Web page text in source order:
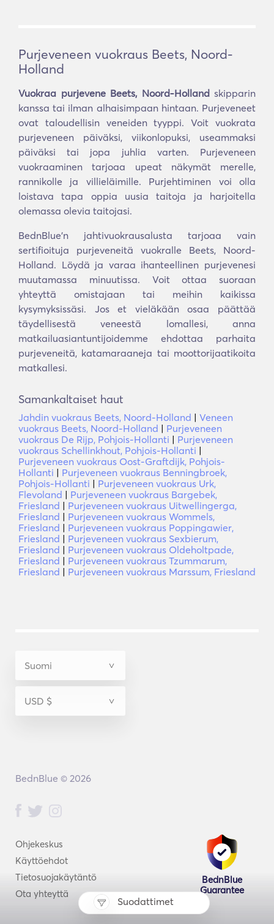
Suodattimet
Purjeveneen vuokraus Beets, Noord-
Holland
Vuokraa purjevene Beets, Noord-Holland skipparin
kanssa tai ilman alhaisimpaan hintaan. Purjeveneet
ovat taloudellisin veneiden tyyppi. Voit vuokrata
purjeveneen päiväksi, viikonlopuksi, useammaksi
päiväksi tai jopa juhlia varten. Purjeveneen
vuokraaminen tarjoaa upeat näkymät merelle,
rannikolle ja villieläimille. Purjehtiminen voi olla
loistava tapa oppia uusia taitoja ja harjoitella
olemassa olevia taitojasi.
BednBlue'n jahtivuokrausalusta tarjoaa vain
sertifioituja purjeveneitä vuokralle Beets, Noord-
Holland. Löydä ja varaa ihanteellinen purjevenesi
muutamassa minuutissa. Voit ottaa suoraan
yhteyttä omistajaan tai meihin kaikissa
kysymyksissäsi. Jos et vieläkään osaa päättää
täydellisestä veneestä lomallesi, anna
matkailuasiantuntijoidemme ehdottaa parhaita
purjeveneitä, katamaraaneja tai moottorijaatikoita
matkallesi.
Samankaltaiset haut
Jahdin vuokraus Beets, Noord-Holland | Veneen
vuokraus Beets, Noord-Holland | Purjeveneen
vuokraus De Rijp, Pohjois-Hollanti | Purjeveneen
vuokraus Schellinkhout, Pohjois-Hollanti |
Purjeveneen vuokraus Oost-Graftdijk, Pohjois-
Hollanti | Purjeveneen vuokraus Benningbroek,
Pohjois-Hollanti | Purjeveneen vuokraus Urk,
Flevoland | Purjeveneen vuokraus Bargebek,
Friesland | Purjeveneen vuokraus Uitwellingerga,
Friesland | Purjeveneen vuokraus Wommels,
Friesland | Purjeveneen vuokraus Poppingawier,
Friesland | Purjeveneen vuokraus Sexbierum,
Friesland | Purjeveneen vuokraus Oldeholtpade,
Friesland | Purjeveneen vuokraus Tzummarum,
Friesland | Purjeveneen vuokraus Marssum, Friesland
Ohjekeskus
Käyttöehdot
Tietosuojakäytäntö
Ota yhteyttä
BednBlue
Guarantee
BednBlue © 2026